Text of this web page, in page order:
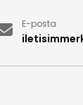
E-posta